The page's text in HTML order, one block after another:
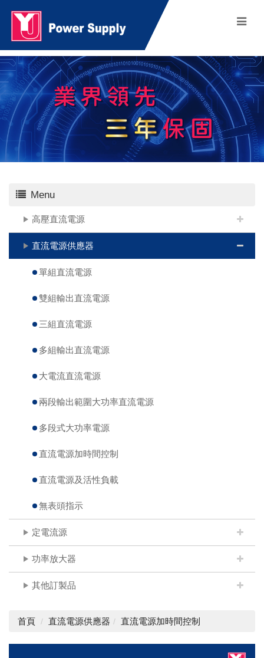
Menu
高壓直流電源
直流電源供應器
單組直流電源
雙組輸出直流電源
三組直流電源
多組輸出直流電源
大電流直流電源
兩段輸出範圍大功率直流電源
多段式大功率電源
直流電源加時間控制
直流電源及活性負載
無表頭指示
定電流源
功率放大器
其他訂製品
首頁 直流電源供應器 直流電源加時間控制